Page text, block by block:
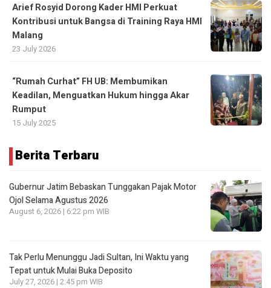
Arief Rosyid Dorong Kader HMI Perkuat
Kontribusi untuk Bangsa di Training Raya HMI
Malang
23 July 2026
“Rumah Curhat” FH UB: Membumikan
Keadilan, Menguatkan Hukum hingga Akar
Rumput
15 July 2025
Berita Terbaru
Gubernur Jatim Bebaskan Tunggakan Pajak Motor
Ojol Selama Agustus 2026
August 6, 2026 | 6:22 pm WIB
Tak Perlu Menunggu Jadi Sultan, Ini Waktu yang
Tepat untuk Mulai Buka Deposito
July 27, 2026 | 2:45 pm WIB